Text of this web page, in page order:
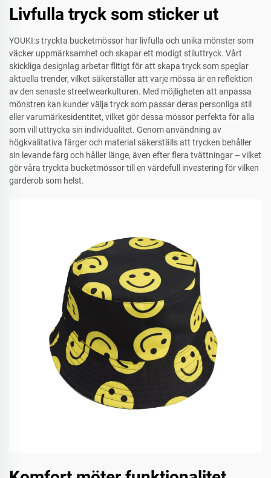
Livfulla tryck som sticker ut
YOUKI:s tryckta bucketmössor har livfulla och unika mönster som
väcker uppmärksamhet och skapar ett modigt stiluttryck. Vårt
skickliga designlag arbetar flitigt för att skapa tryck som speglar
aktuella trender, vilket säkerställer att varje mössa är en reflektion
av den senaste streetwearkulturen. Med möjligheten att anpassa
mönstren kan kunder välja tryck som passar deras personliga stil
eller varumärkesidentitet, vilket gör dessa mössor perfekta för alla
som vill uttrycka sin individualitet. Genom användning av
högkvalitativa färger och material säkerställs att trycken behåller
sin levande färg och håller länge, även efter flera tvättningar – vilket
gör våra tryckta bucketmössor till en värdefull investering för vilken
garderob som helst.